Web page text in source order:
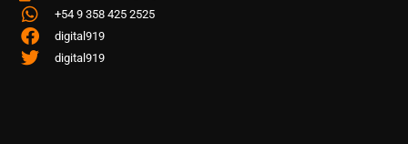
+54 9 358 425 2525
digital919
digital919